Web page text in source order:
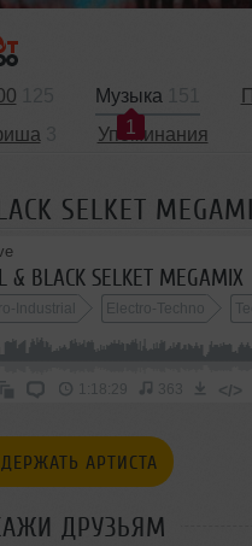
Музыка
1
Упоминания
SELKET
& BLACK SELKET MEGAMIX
Industrial Electro-Techno
1:18:29 363 </>
АРТИСТА
ДРУЗЬЯМ